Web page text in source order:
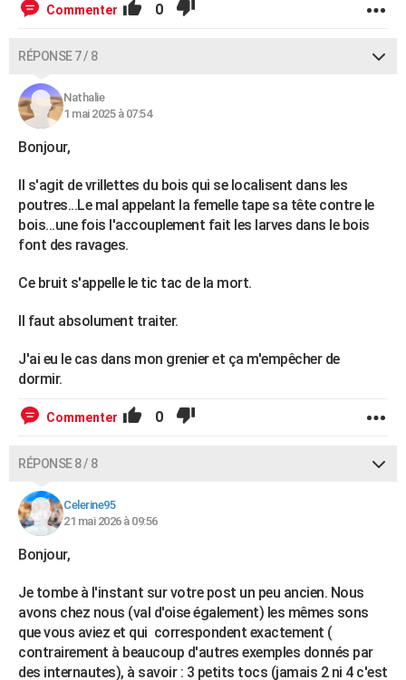
Commenter 0
RÉPONSE 7 / 8
Nathalie
1 mai 2025 à 07:54
Bonjour,
Il s'agit de vrillettes du bois qui se localisent dans les
poutres...Le mal appelant la femelle tape sa tête contre le
bois...une fois l'accouplement fait les larves dans le bois
font des ravages.
Ce bruit s'appelle le tic tac de la mort.
Il faut absolument traiter.
J'ai eu le cas dans mon grenier et ça m'empêcher de
dormir.
Commenter 0
RÉPONSE 8 / 8
Celerine95
21 mai 2026 à 09:56
Bonjour,
Je tombe à l'instant sur votre post un peu ancien. Nous
avons chez nous (val d'oise également) les mêmes sons
que vous aviez et qui correspondent exactement (
contrairement à beaucoup d'autres exemples donnés par
des internautes), à savoir : 3 petits tocs (jamais 2 ni 4 c'est